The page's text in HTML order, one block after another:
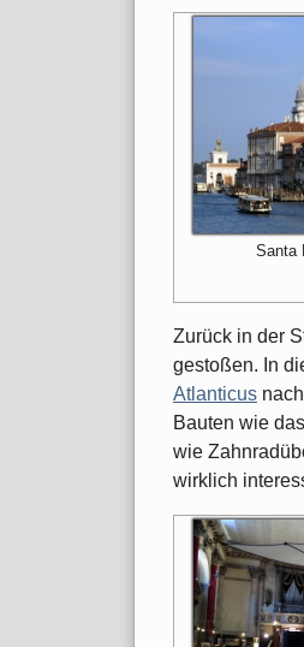
Santa
Zurück in der
gestoßen. In
Atlanticus
Bauten wie
wie
wirklich